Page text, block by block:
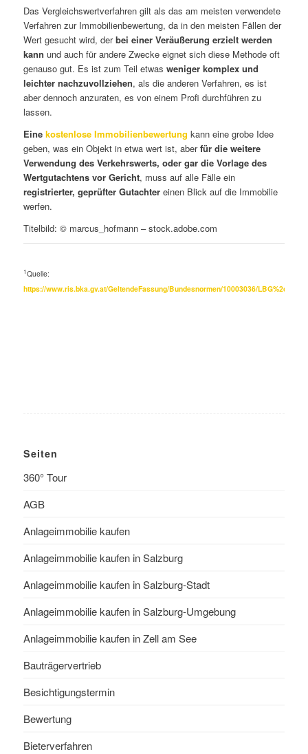
Das Vergleichswertverfahren gilt als das am meisten verwendete
Verfahren zur Immobilienbewertung, da in den meisten Fällen der
Wert gesucht wird, derbei einer Veräußerung erzielt werden
kann und auch für andere Zwecke eignet sich diese Methode oft
genauso gut. Es ist zum Teil etwas weniger komplex und
leichter nachzuvollziehen, als die anderen Verfahren, es ist
aber dennoch anzuraten, es von einem Profi durchführen zu
lassen.
Eine kostenlose Immobilienbewertung kann eine grobe Idee
geben, was ein Objekt in etwa wert ist, aberfür die weitere
Verwendung des Verkehrswerts, oder gar die Vorlage des
Wertgutachtens vor Gericht, muss auf alle Fälle ein
registrierter, geprüfter Gutachtereinen Blick auf die Immobilie
werfen.
Titelbild: © marcus_hofmann – stock.adobe.com
1Quelle:
https://www.ris.bka.gv.at/GeltendeFassung/Bundesnormen/10003036/
Seiten
360° Tour
AGB
Anlageimmobilie kaufen
Anlageimmobilie kaufen in Salzburg
Anlageimmobilie kaufen in Salzburg-Stadt
Anlageimmobilie kaufen in Salzburg-Umgebung
Anlageimmobilie kaufen in Zell am See
Bauträgervertrieb
Besichtigungstermin
Bewertung
Bieterverfahren